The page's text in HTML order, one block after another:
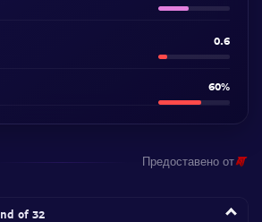
0.6
60%
Предоставено от
of 32